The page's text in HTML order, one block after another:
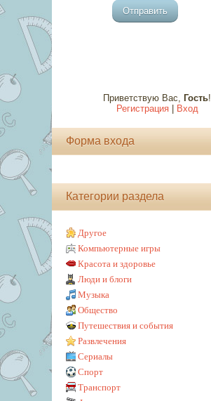
Отправить
Приветствую Вас, Гость!
Регистрация| Вход
Форма входа
Категории раздела
Другое
Компьютерные игры
Красота и здоровье
Люди и блоги
Музыка
Общество
Путешествия и события
Развлечения
Сериалы
Спорт
Транспорт